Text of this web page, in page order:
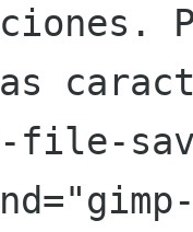
file-